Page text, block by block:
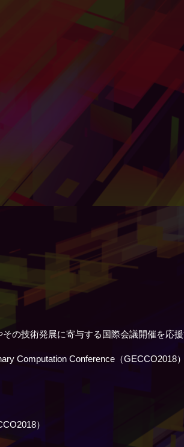
の技術発展に寄与する国際会議開催を応
Computation Conference（
）